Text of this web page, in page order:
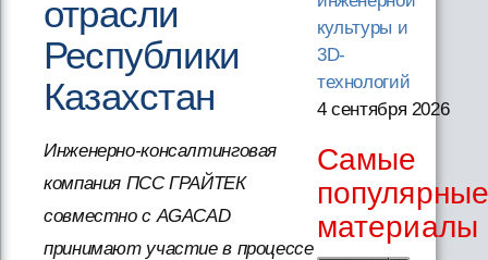
отрасли
Республики
Казахстан
Инженерно-консалтинговая
компания ПСС ГРАЙТЕК
совместно с AGACAD
принимают участие в процессе
культуры и
3D-
технологий
4 сентября 2026
Самые
материалы